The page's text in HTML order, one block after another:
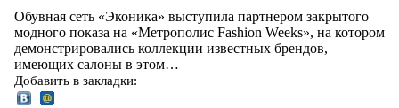
Обувная сеть «Эконика» выступила партнером закрытого
модного показа на «Метрополис Fashion Weeks», на котором
демонстрировались коллекции известных брендов,
имеющих салоны в этом…
Добавить в закладки: